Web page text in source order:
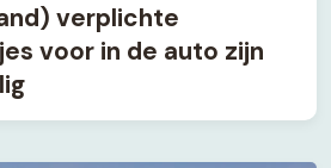
verplichte
voor in de auto zijn